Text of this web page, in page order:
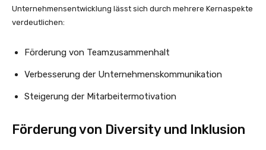
Unternehmensentwicklung lässt sich durch mehrere Kernaspekte
verdeutlichen:
Förderung von Teamzusammenhalt
Verbesserung der Unternehmenskommunikation
Steigerung der Mitarbeitermotivation
Förderung von Diversity und Inklusion